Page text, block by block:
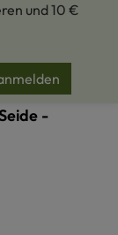
-
und 10 €